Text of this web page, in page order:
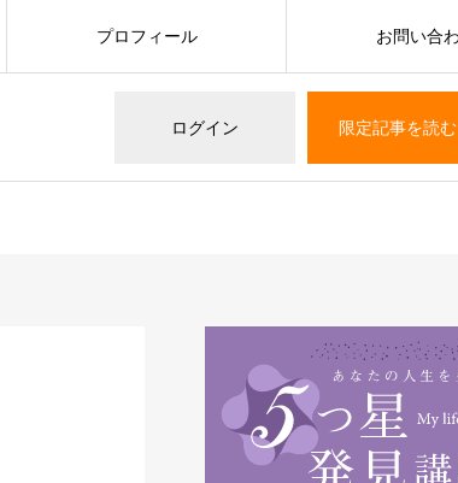
ログイン 限定記事を読む
プロフィール お問い合